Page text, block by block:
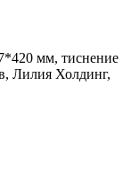
мм, тиснение
Лилия Холдинг,